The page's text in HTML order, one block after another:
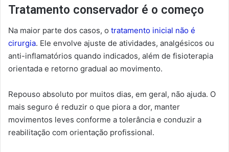
Tratamento conservador é o começo
Na maior parte dos casos, o tratamento inicial não é
cirurgia. Ele envolve ajuste de atividades, analgésicos ou
anti-inflamatórios quando indicados, além de fisioterapia
orientada e retorno gradual ao movimento.
Repouso absoluto por muitos dias, em geral, não ajuda. O
mais seguro é reduzir o que piora a dor, manter
movimentos leves conforme a tolerância e conduzir a
reabilitação com orientação profissional.